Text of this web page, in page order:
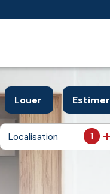
Louer
à l'année
De l'immo pro
Estimer
1
Localisation